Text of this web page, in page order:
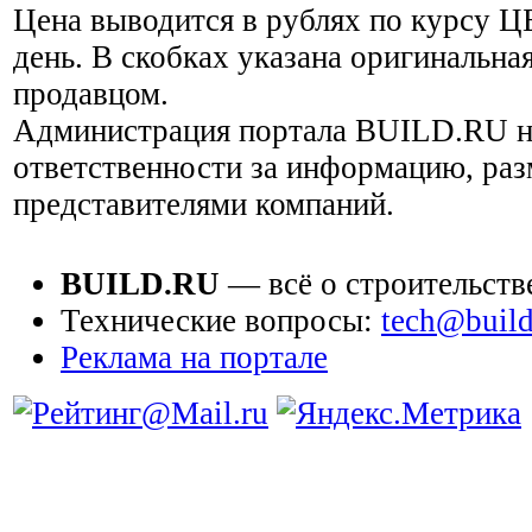
Цена выводится в рублях по курсу
день. В скобках указана
продавцом.
Администрация портала BUILD.RU
ответственности за информацию,
представителями компаний.
BUILD.RU — всё о
Технические вопросы:
Реклама на портале